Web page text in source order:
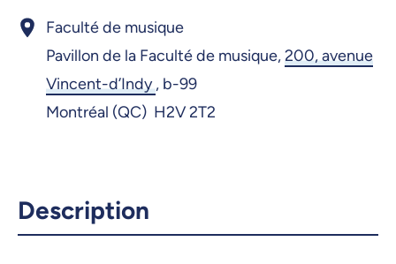
Faculté de musique
Pavillon de la Faculté de musique,200, avenue
Vincent-d’Indy, b-99
Montréal (QC) H2V 2T2
Description